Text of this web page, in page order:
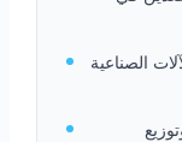
الصناعية